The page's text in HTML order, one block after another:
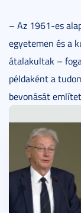
– Az 1961-es
egyetemen és a
átalakultak –
példaként a
bevonását